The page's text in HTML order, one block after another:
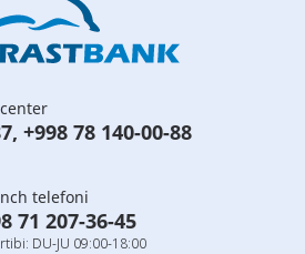
, +998 78 140-00-88
telefoni
71 207-36-45
DU-JU 09:00-18:00